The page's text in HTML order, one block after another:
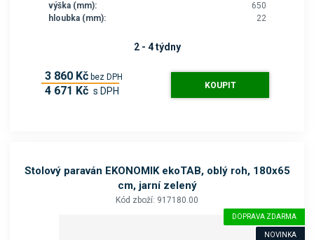
výška (mm):
650
hloubka (mm):
22
2 - 4 týdny
3 860 Kč bez DPH
4 671 Kč s DPH KOUPIT
Stolový paraván EKONOMIK ekoTAB, oblý roh, 180x65
cm, jarní zelený
Kód zboží: 917180.00
DOPRAVA ZDARMA
NOVINKA